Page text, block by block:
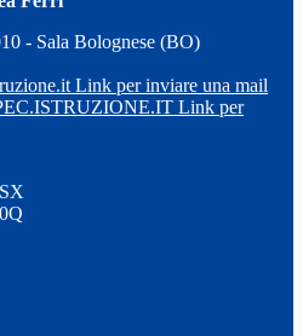
- Sala Bolognese (BO)
Link per inviare una mail
Link per